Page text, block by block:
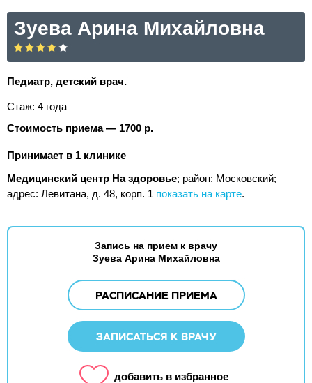
Зуева Арина Михайловна
Педиатр, детский врач.
Стаж: 4 года
Стоимость приема — 1700 р.
Принимает в 1 клинике
Медицинский центр На здоровье; район: Московский;
адрес: Левитана, д. 48, корп. 1 показать на карте.
Запись на прием к врачу
Зуева Арина Михайловна
РАСПИСАНИЕ ПРИЕМА
ЗАПИСАТЬСЯ К ВРАЧУ
добавить в избранное